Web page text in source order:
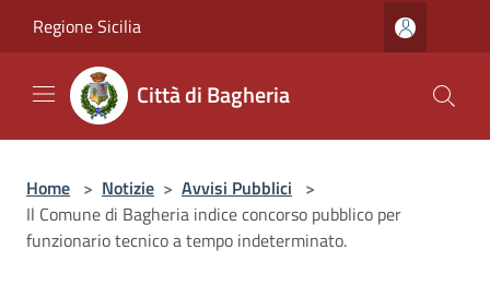
Regione Sicilia
Città di Bagheria
Home > Notizie > Avvisi Pubblici >
Il Comune di Bagheria indice concorso pubblico per
funzionario tecnico a tempo indeterminato.